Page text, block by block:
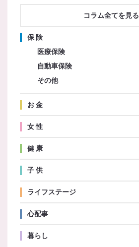
コラム全てを見る
保 険
医療保険
自動車保険
その他
お 金
女 性
健 康
子 供
ライフステージ
心配事
暮らし